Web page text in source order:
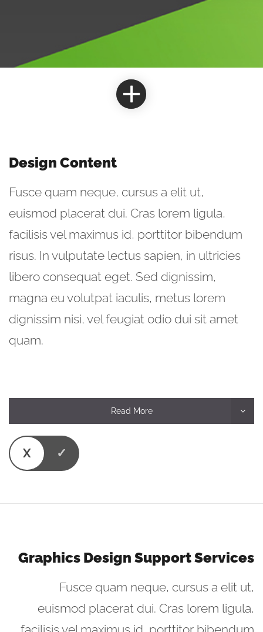
Design Content
Fusce quam neque, cursus a elit ut,
euismod placerat dui. Cras lorem ligula,
facilisis vel maximus id, porttitor bibendum
risus. In vulputate lectus sapien, in ultricies
libero consequat eget. Sed dignissim,
magna eu volutpat iaculis, metus lorem
dignissim nisi, vel feugiat odio dui sit amet
quam.
Read More
Graphics Design Support Services
Fusce quam neque, cursus a elit ut,
euismod placerat dui. Cras lorem ligula,